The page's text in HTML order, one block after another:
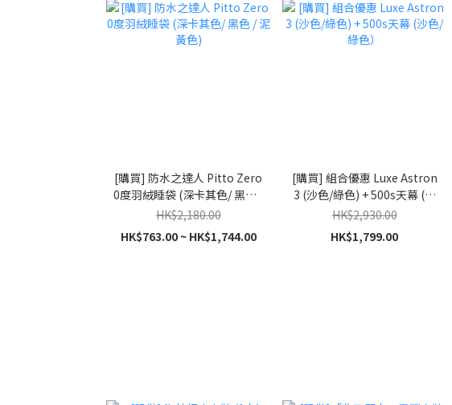
[購買] 防水之達人 Pitto Zero
0度羽絨睡袋 (深卡其色/ 黑色 /
泥黃色)
HK$2,180.00
HK$763.00 ~ HK$1,744.00
[購買] 組合優惠 Luxe Astron
3 (沙色/綠色) + 500s天幕 (沙
色/綠色）
HK$2,930.00
HK$1,799.00